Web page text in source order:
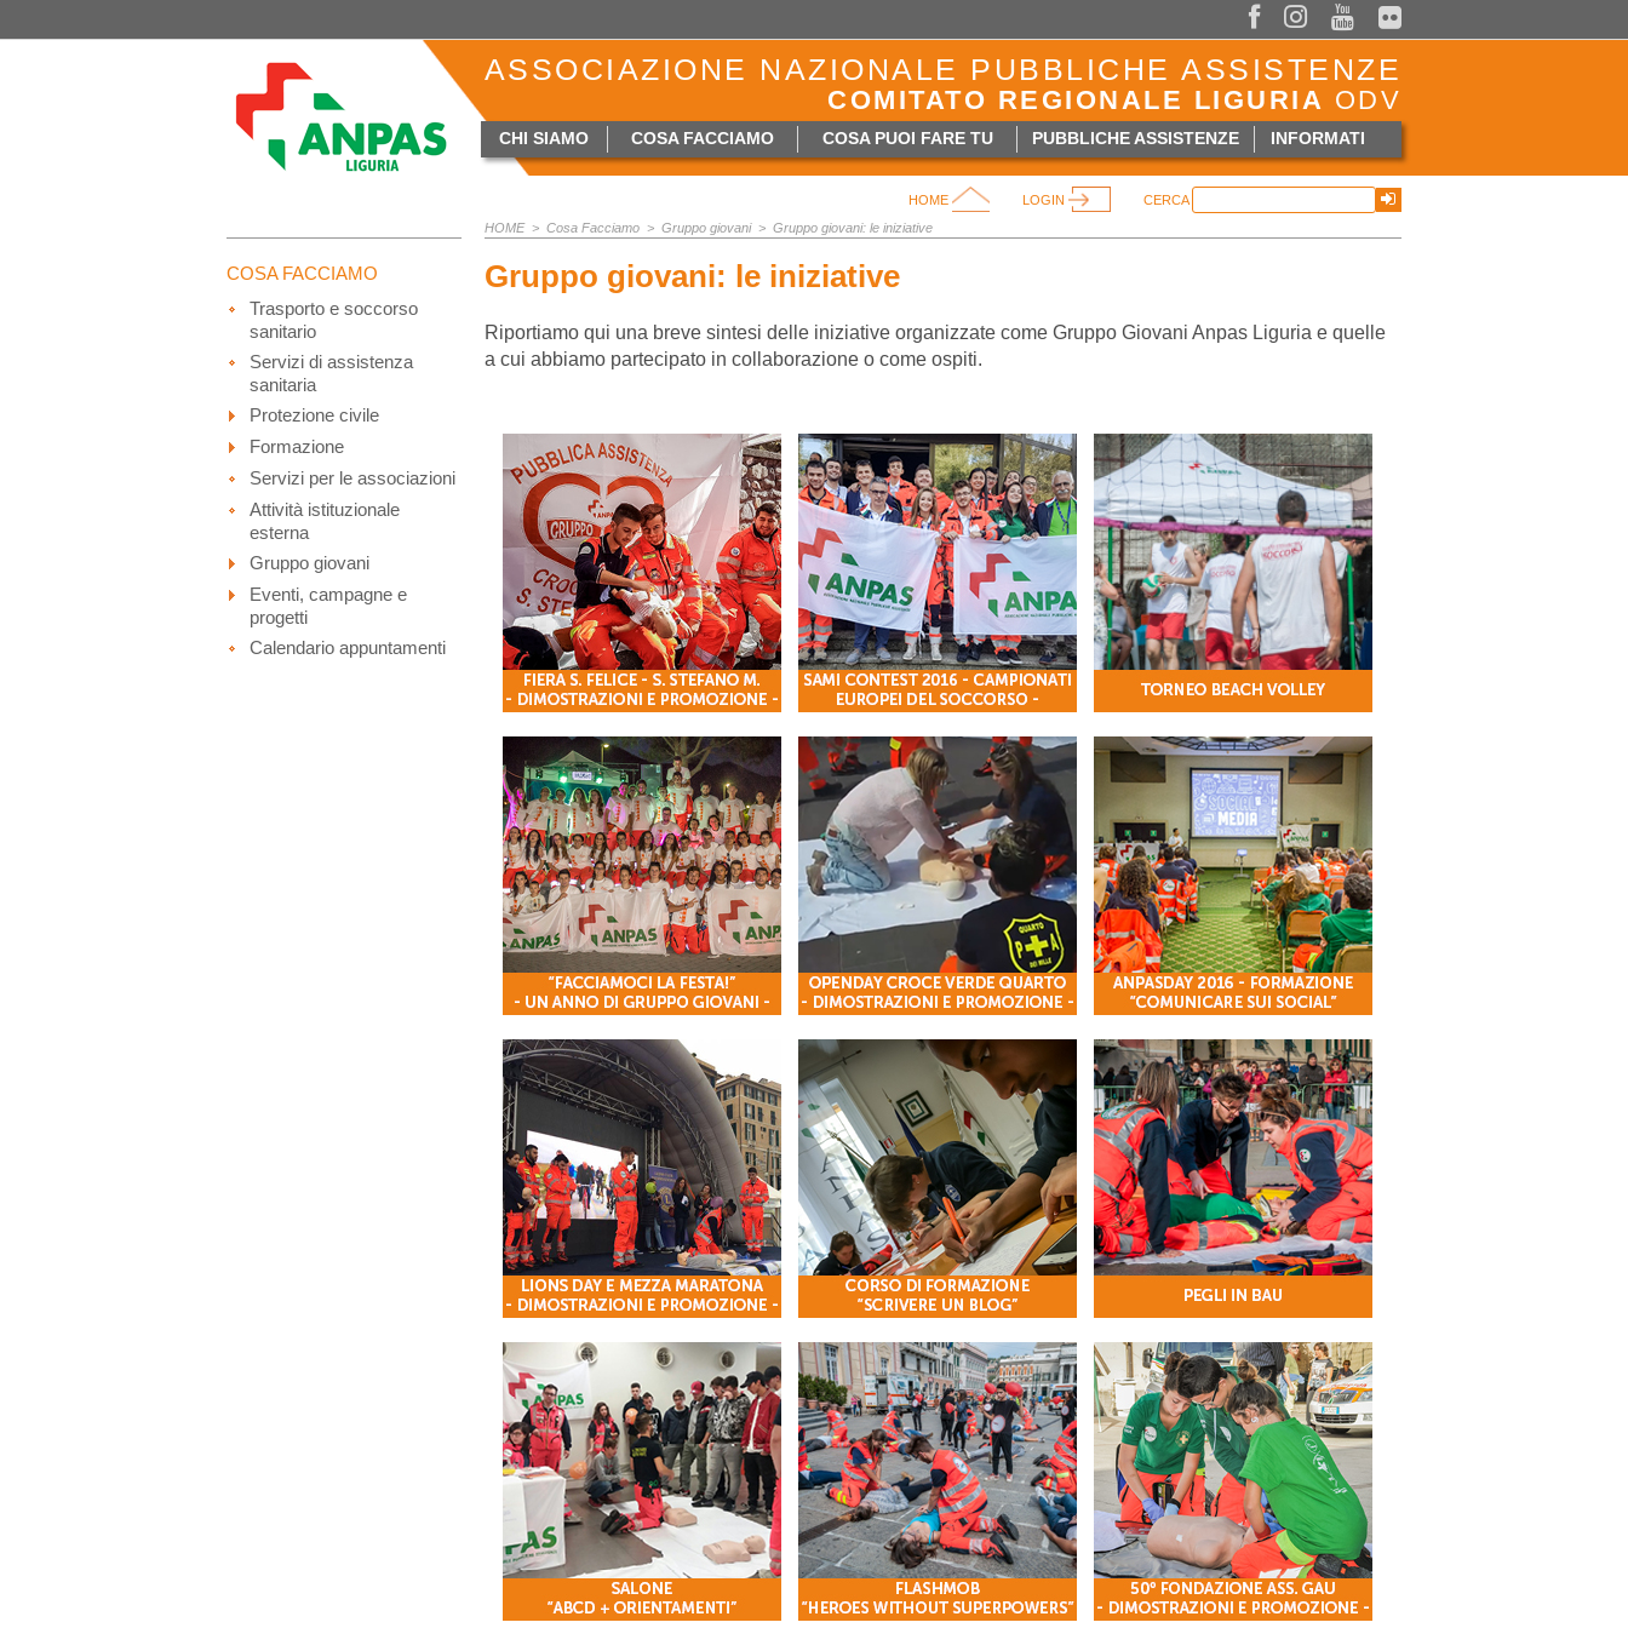
  
ASSOCIAZIONE NAZIONALE PUBBLICHE ASSISTENZE
COMITATO REGIONALE LIGURIA ODV
CHI SIAMO COSA FACCIAMO COSA PUOI FARE TU PUBBLICHE ASSISTENZE INFORMATI
HOME LOGIN CERCA
COSA FACCIAMO
Trasporto e soccorso
sanitario
Servizi di assistenza
sanitaria
Protezione civile
Formazione
Servizi per le associazioni
Attività istituzionale
esterna
Gruppo giovani
Eventi, campagne e
progetti
Calendario appuntamenti
HOME> Cosa Facciamo >Gruppo giovani>Gruppo giovani: le iniziative
Gruppo giovani: le iniziative
Riportiamo qui una breve sintesi delle iniziative organizzate come Gruppo Giovani Anpas Liguria e quelle
a cui abbiamo partecipato in collaborazione o come ospiti.